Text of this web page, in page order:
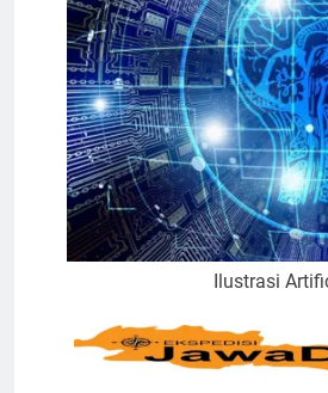
Ilustrasi